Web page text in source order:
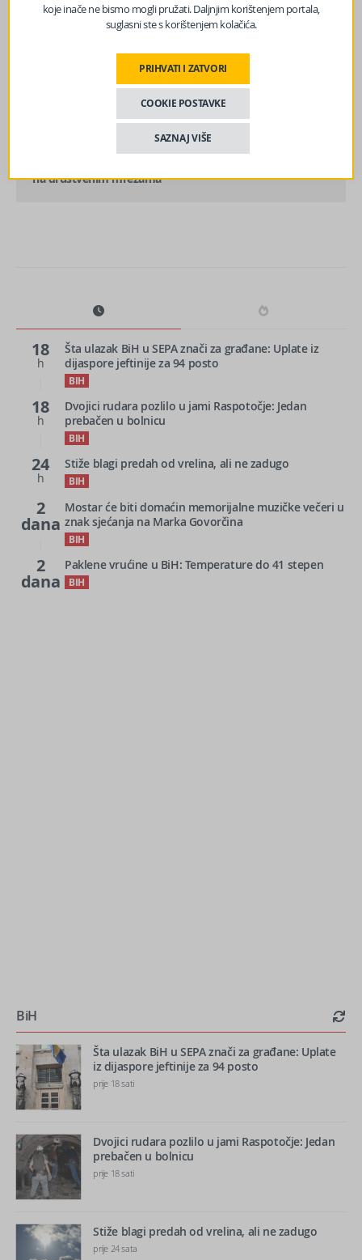
Savjet bivše policajke: Nikada ne izgovarajte ovu
rečenicu ako ste učestvovali u saobraćajnoj nesreći
na društvenim mrežama
18
h
Šta ulazak BiH u SEPA znači za građane: Uplate iz
dijaspore jeftinije za 94 posto
BIH
18
h
Dvojici rudara pozlilo u jami Raspotočje: Jedan
prebačen u bolnicu
BIH
24
h
Stiže blagi predah od vrelina, ali ne zadugo
BIH
2
dana
Mostar će biti domaćin memorijalne muzičke večeri u
znak sjećanja na Marka Govorčina
BIH
2
dana
Paklene vrućine u BiH: Temperature do 41 stepen
BIH
BiH
Šta ulazak BiH u SEPA znači za građane: Uplate
iz dijaspore jeftinije za 94 posto
prije 18 sati
Dvojici rudara pozlilo u jami Raspotočje: Jedan
prebačen u bolnicu
prije 18 sati
Stiže blagi predah od vrelina, ali ne zadugo
prije 24 sata
koje inače ne bismo mogli pružati. Daljnjim korištenjem portala,
suglasni ste s korištenjem kolačića.
PRIHVATI I ZATVORI
COOKIE POSTAVKE
SAZNAJ VIŠE